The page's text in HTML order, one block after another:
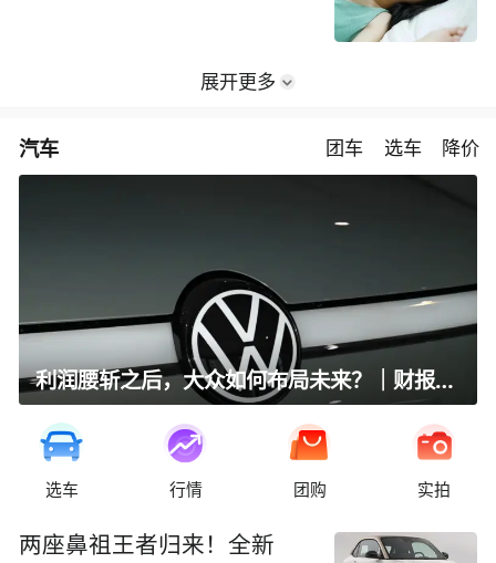
展开更多
汽车 团车 选车 降价
利润腰斩之后，大众如何布局未来？｜财报全视角
选车 行情 团购 实拍
两座⿐祖王者归来！全新